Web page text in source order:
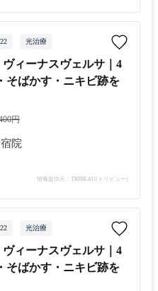
光治療
ヴィーナスヴェルサ｜4
そばかす・ニキビ跡を
円
院
情報提供元：TRIBEAU(トリビュー)
光治療
ヴィーナスヴェルサ｜4
そばかす・ニキビ跡を